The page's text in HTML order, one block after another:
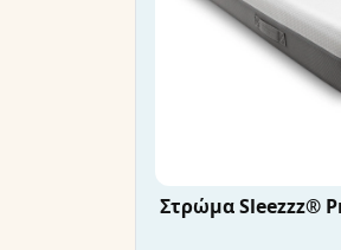
Στρώμα Sleezzz®